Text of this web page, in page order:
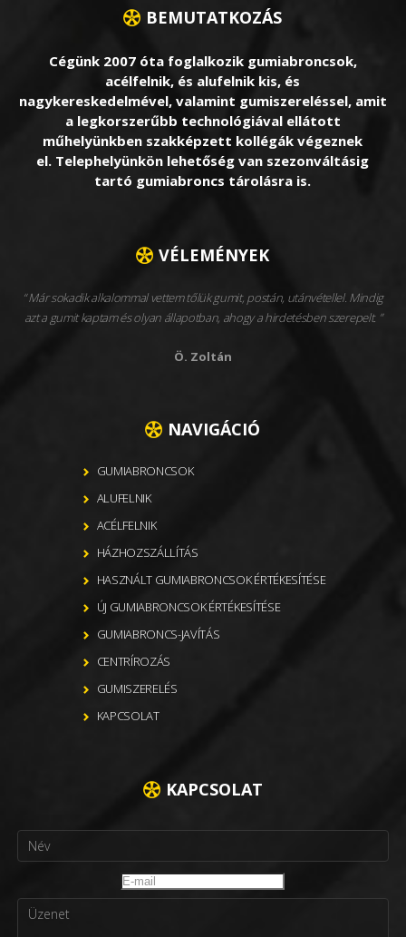
BEMUTATKOZÁS
Cégünk 2007 óta foglalkozik gumiabroncsok,
acélfelnik, és alufelnik kis, és
nagykereskedelmével, valamint gumiszereléssel, amit
a legkorszerűbb technológiával ellátott
műhelyünkben szakképzett kollégák végeznek
el. Telephelyünkön lehetőség van szezonváltásig
tartó gumiabroncs tárolásra is.
VÉLEMÉNYEK
Már sokadik alkalommal vettem tőlük gumit, postán, utánvétellel. Mindig
azt a gumit kaptam és olyan állapotban, ahogy a hirdetésben szerepelt.
Ö. Zoltán
NAVIGÁCIÓ
GUMIABRONCSOK
ALUFELNIK
ACÉLFELNIK
HÁZHOZSZÁLLÍTÁS
HASZNÁLT GUMIABRONCSOK ÉRTÉKESÍTÉSE
ÚJ GUMIABRONCSOK ÉRTÉKESÍTÉSE
GUMIABRONCS-JAVÍTÁS
CENTRÍROZÁS
GUMISZERELÉS
KAPCSOLAT
KAPCSOLAT